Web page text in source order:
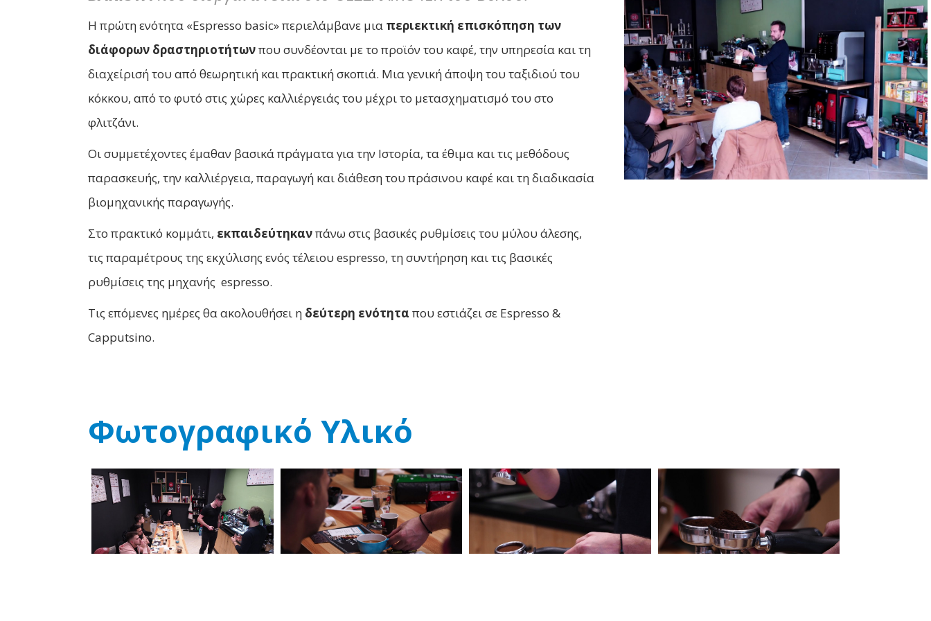
Η πρώτη ενότητα «Espresso basic» περιελάμβανε μια περιεκτική επισκόπηση των
διάφορων δραστηριοτήτωνπου συνδέονται με το προϊόν του καφέ, την υπηρεσία και τη
διαχείρισή του από θεωρητική και πρακτική σκοπιά. Μια γενική άποψη του ταξιδιού του
κόκκου, από το φυτό στις χώρες καλλιέργειάς του μέχρι το μετασχηματισμό του στο
φλιτζάνι.
Οι συμμετέχοντες έμαθαν βασικά πράγματα για την Ιστορία, τα έθιμα και τις μεθόδους
παρασκευής, την καλλιέργεια, παραγωγή και διάθεση του πράσινου καφέ και τη διαδικασία
βιομηχανικής παραγωγής.
Στο πρακτικό κομμάτι, εκπαιδεύτηκανπάνω στις βασικές ρυθμίσεις του μύλου άλεσης,
τις παραμέτρους της εκχύλισης ενός τέλειου espresso, τη συντήρηση και τις βασικές
ρυθμίσεις της μηχανής espresso.
Τις επόμενες ημέρες θα ακολουθήσει η δεύτερη ενότητα που εστιάζει σε Espresso &
Capputsino.
Φωτογραφικό Υλικό